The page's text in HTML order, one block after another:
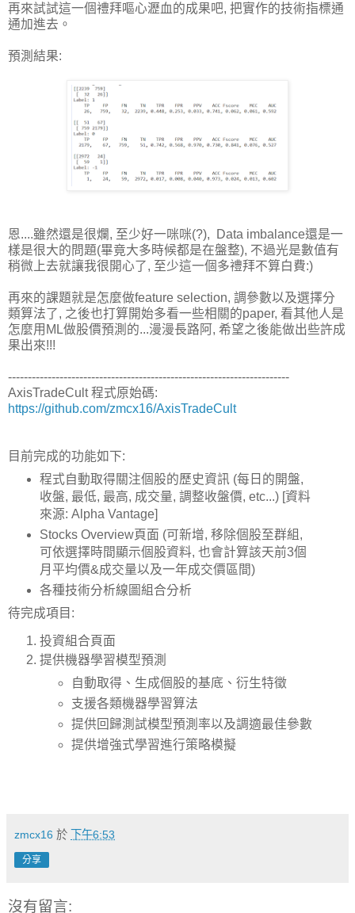
再來試試這一個禮拜嘔心瀝血的成果吧, 把實作的技術指標通
通加進去。
預測結果:
恩....雖然還是很爛, 至少好一咪咪(?), Data imbalance還是一
樣是很大的問題(畢竟大多時候都是在盤整), 不過光是數值有
稍微上去就讓我很開心了, 至少這一個多禮拜不算白費:)
再來的課題就是怎麼做feature selection, 調參數以及選擇分
類算法了, 之後也打算開始多看一些相關的paper, 看其他人是
怎麼用ML做股價預測的...漫漫長路阿, 希望之後能做出些許成
果出來!!!
-----------------------------------------------------------------------
AxisTradeCult 程式原始碼:
https://github.com/zmcx16/AxisTradeCult
目前完成的功能如下:
程式自動取得關注個股的歷史資訊 (每日的開盤,
收盤, 最低, 最高, 成交量, 調整收盤價, etc...) [資料
來源: Alpha Vantage]
Stocks Overview頁面 (可新增, 移除個股至群組,
可依選擇時間顯示個股資料, 也會計算該天前3個
月平均價&成交量以及一年成交價區間)
各種技術分析線圖組合分析
待完成項目:
投資組合頁面
提供機器學習模型預測
自動取得、生成個股的基底、衍生特徵
支援各類機器學習算法
提供回歸測試模型預測率以及調適最佳參數
提供增強式學習進行策略模擬
zmcx16 於 下午6:53
分享
沒有留言: